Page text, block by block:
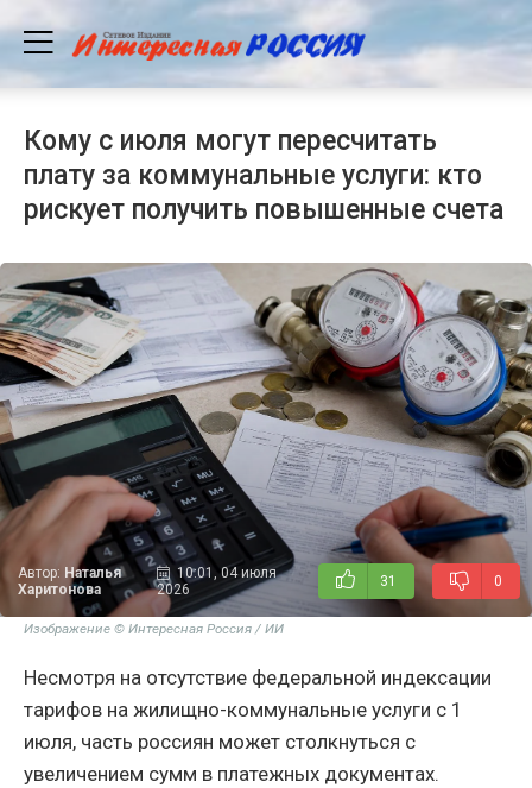
Кому с июля могут пересчитать
плату за коммунальные услуги: кто
рискует получить повышенные счета
Автор: Наталья
Харитонова
10:01, 04 июля
2026
31 0
Изображение © Интересная Россия / ИИ
Несмотря на отсутствие федеральной индексации
тарифов на жилищно-коммунальные услуги с 1
июля, часть россиян может столкнуться с
увеличением сумм в платежных документах.